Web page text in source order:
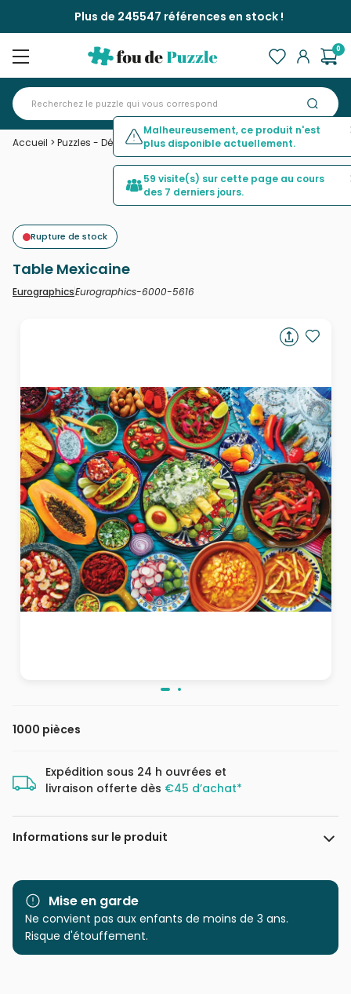
Plus de 245547 références en stock !
0
Accueil > Puzzles - Déco Culinaire>Table Mexicaine
Rupture de stock
Table Mexicaine
EurographicsEurographics-6000-5616
1000 pièces
Expédition sous 24 h ouvrées et
livraison offerte dès €45 d’achat*
Informations sur le produit
Marque Eurographics
Catégorie Puzzles - Déco Culinaire
Age
Puzzle pour Adultes (500 à
Mise en garde
Ne convient pas aux enfants de moins de 3 ans.
Risque d'étouffement.
Malheureusement, ce produit n'est
plus disponible actuellement.
59 visite(s) sur cette page au cours
des 7 derniers jours.